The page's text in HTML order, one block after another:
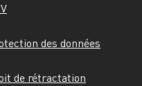
des données
de rétractation